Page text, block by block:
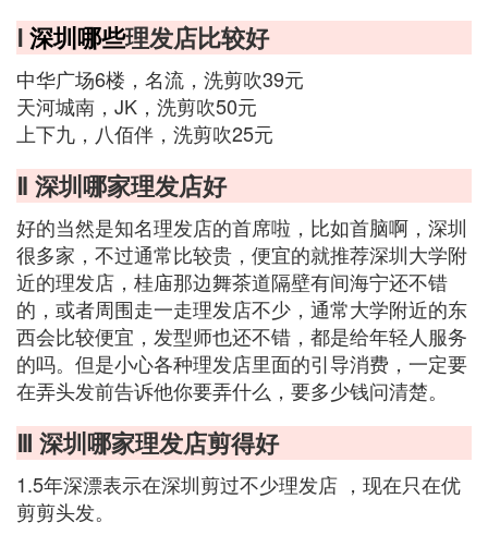
Ⅰ深圳哪些理发店比较好
中华广场6楼，名流，洗剪吹39元
天河城南，JK，洗剪吹50元
上下九，八佰伴，洗剪吹25元
Ⅱ 深圳哪家理发店好
好的当然是知名理发店的首席啦，比如首脑啊，深圳
很多家，不过通常比较贵，便宜的就推荐深圳大学附
近的理发店，桂庙那边舞茶道隔壁有间海宁还不错
的，或者周围走一走理发店不少，通常大学附近的东
西会比较便宜，发型师也还不错，都是给年轻人服务
的吗。但是小心各种理发店里面的引导消费，一定要
在弄头发前告诉他你要弄什么，要多少钱问清楚。
Ⅲ 深圳哪家理发店剪得好
1.5年深漂表示在深圳剪过不少理发店 ，现在只在优
剪剪头发。